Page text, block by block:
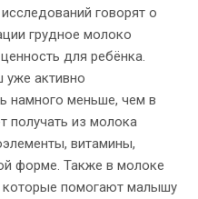
говорят о
грудное молоко
для ребёнка.
активно
намного меньше, чем в
получать из молока
витамины,
форме. Также в молоке
которые помогают малышу